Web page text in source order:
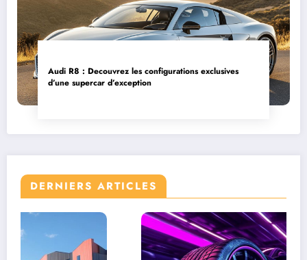
Audi R8 : Decouvrez les configurations exclusives
d’une supercar d’exception
DERNIERS ARTICLES